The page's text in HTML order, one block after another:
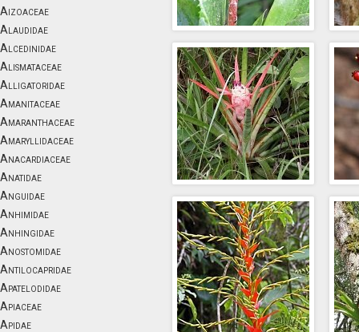
Aizoaceae
Alaudidae
Alcedinidae
Alismataceae
Alligatoridae
Amanitaceae
Amaranthaceae
Amaryllidaceae
Anacardiaceae
Anatidae
Anguidae
Anhimidae
Anhingidae
Anostomidae
Antilocapridae
Apatelodidae
Apiaceae
Apidae